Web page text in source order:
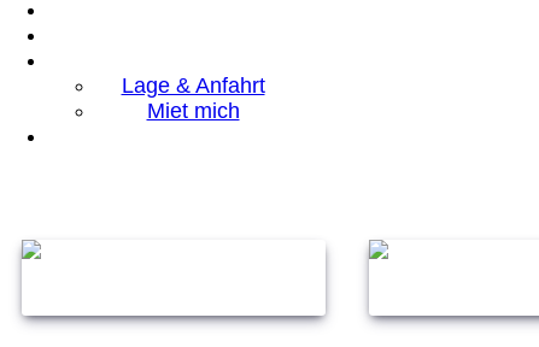
Lage & Anfahrt
Miet mich